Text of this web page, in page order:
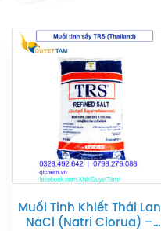
Muối Tinh Khiết Thái Lan
NaCl (Natri Clorua) –